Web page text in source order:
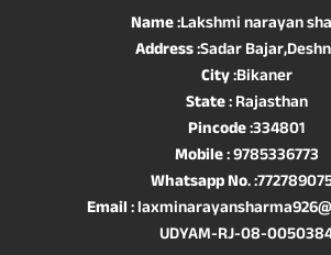
Name:Lakshmi narayan
Address:Sadar
City:Bikaner
State: Rajasthan
Pincode:334801
Mobile: 9785336773
Whatsapp No.
Email:
UDYAM-RJ-08-